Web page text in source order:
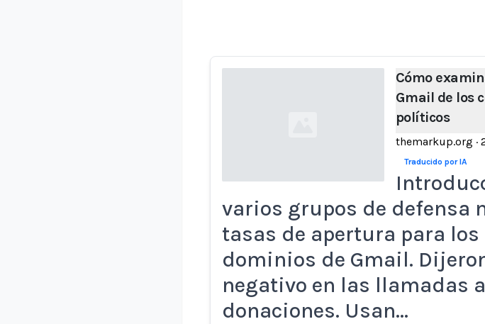
Cómo
Gmail de los
políticos
themarkup.org ·
Traducido por IA
varios grupos de defensa
tasas de apertura para
dominios de Gmail.
negativo en las llamadas
donaciones. Usan…